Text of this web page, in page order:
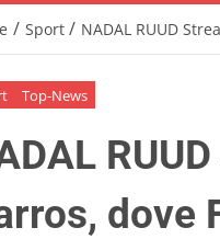
/ Sport / NADAL RUUD
Top-News
dove